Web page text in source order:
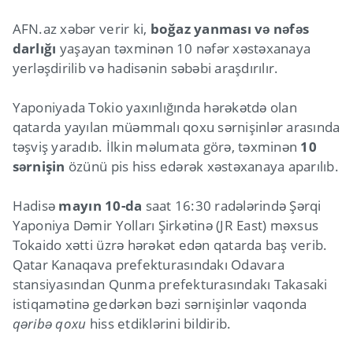
AFN.az xəbər verir ki, boğaz yanması və nəfəs
darlığı yaşayan təxminən 10 nəfər xəstəxanaya
yerləşdirilib və hadisənin səbəbi araşdırılır.
Yaponiyada Tokio yaxınlığında hərəkətdə olan
qatarda yayılan müəmmalı qoxu sərnişinlər arasında
təşviş yaradıb. İlkin məlumata görə, təxminən 10
sərnişin özünü pis hiss edərək xəstəxanaya aparılıb.
Hadisə mayın 10-da saat 16:30 radələrində Şərqi
Yaponiya Dəmir Yolları Şirkətinə (JR East) məxsus
Tokaido xətti üzrə hərəkət edən qatarda baş verib.
Qatar Kanaqava prefekturasındakı Odavara
stansiyasından Qunma prefekturasındakı Takasaki
istiqamətinə gedərkən bəzi sərnişinlər vaqonda
qəribə qoxu hiss etdiklərini bildirib.